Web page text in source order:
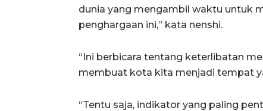
dunia yang mengambil waktu untuk
penghargaan ini,” kata nenshi.
“Ini berbicara tentang keterlibatan
membuat kota kita menjadi tempat
“Tentu saja, indikator yang paling